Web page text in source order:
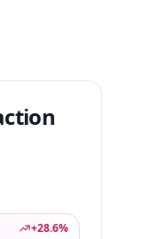
+28.6%